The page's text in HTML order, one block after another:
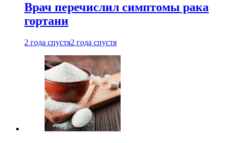
Врач перечислил симптомы рака
гортани
2 года спустя2 года спустя